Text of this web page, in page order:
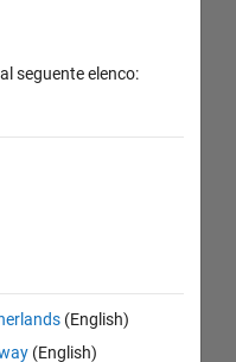
seguente elenco:
(English)
(English)